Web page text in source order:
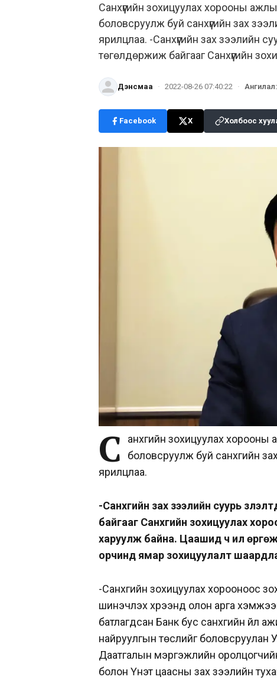
Санхүүгийн зохицуулах хорооны
боловсруулж буй санхүүгийн зах
ярилцлаа. -Санхүүгийн зах зээлийн
төгөлдөржиж байгааг Санхүүгийн
Дэнсмаа · 2022-08-26 07:40:22 · Ангилал:
Facebook X Холбоос
С
анхүүгийн зохицуулах
боловсруулж буй санхүүгийн
ярилцлаа.
-Санхүүгийн зах зээлийн суурь
байгааг Санхүүгийн зохицуулах
харуулж байна. Цаашид ч илүү
орчинд ямар зохицуулалт
-Санхүүгийн зохицуулах хорооноос
шинэчлэх хүрээнд олон арга
батлагдсан Банк бус санхүүгийн үйл
найруулгын төслийг боловсруулан
Даатгалын мэргэжлийн
болон Үнэт цаасны зах зээлийн